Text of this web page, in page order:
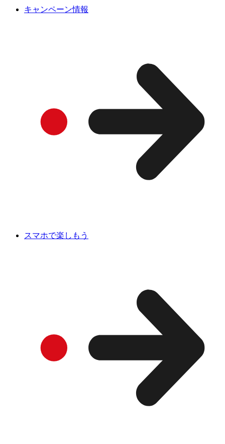
キャンペーン情報
スマホで楽しもう